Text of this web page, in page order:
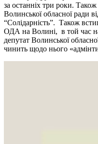
за останніх три роки.
Волинської обласної ради
“Солідарність”. Також
ОДА на Волині, в той час на
депутат Волинської
чинить щодо нього